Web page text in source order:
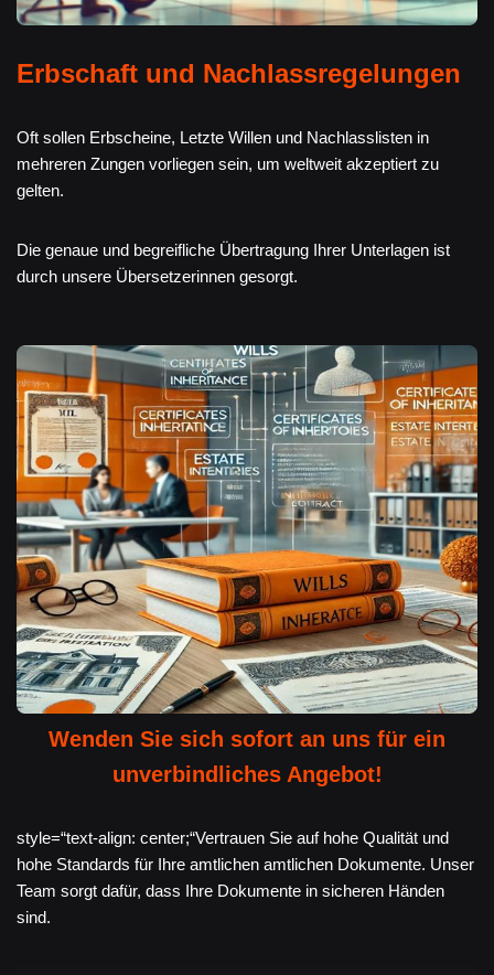
Erbschaft und Nachlassregelungen
Oft sollen Erbscheine, Letzte Willen und Nachlasslisten in
mehreren Zungen vorliegen sein, um weltweit akzeptiert zu
gelten.
Die genaue und begreifliche Übertragung Ihrer Unterlagen ist
durch unsere Übersetzerinnen gesorgt.
Wenden Sie sich sofort an uns für ein
unverbindliches Angebot!
style=“text-align: center;“Vertrauen Sie auf hohe Qualität und
hohe Standards für Ihre amtlichen amtlichen Dokumente. Unser
Team sorgt dafür, dass Ihre Dokumente in sicheren Händen
sind.